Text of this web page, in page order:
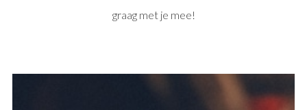
graag met je mee!